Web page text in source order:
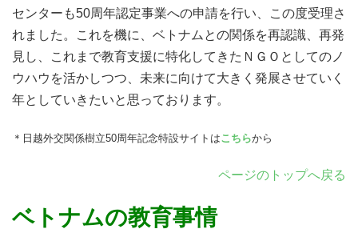
センターも50周年認定事業への申請を行い、この度受理さ
れました。これを機に、ベトナムとの関係を再認識、再発
見し、これまで教育支援に特化してきたＮＧＯとしてのノ
ウハウを活かしつつ、未来に向けて大きく発展させていく
年としていきたいと思っております。
＊日越外交関係樹立50周年記念特設サイトはこちらから
ページのトップへ戻る
ベトナムの教育事情